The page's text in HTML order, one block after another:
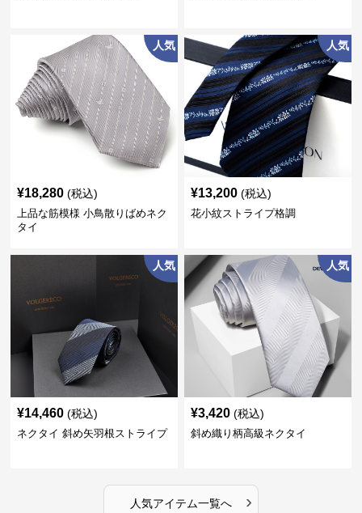
人気
¥18,280 (税込)
上品な筋模様 小鳥散りばめネク
タイ
人気
¥13,200 (税込)
花小紋ストライプ格調
人気
¥14,460 (税込)
ネクタイ 斜め矢羽根ストライプ
人気
¥3,420 (税込)
斜め織り柄高級ネクタイ
人気アイテム一覧へ ›